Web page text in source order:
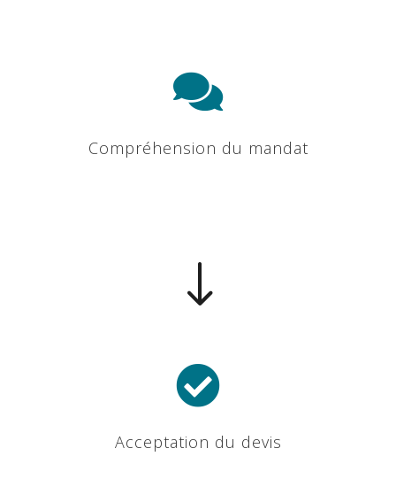

Compréhension du mandat
"

Acceptation du devis